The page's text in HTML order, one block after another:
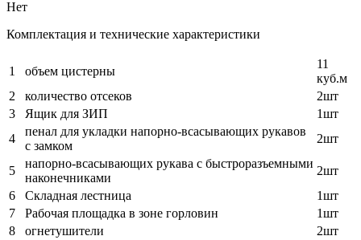
Нет
Комплектация и технические характеристики
1 объем цистерны
11
куб.м
2
количество отсеков
2шт
3
Ящик для ЗИП
1шт
4
пенал для укладки напорно-всасывающих рукавов
с замком
2шт
5
напорно-всасывающих рукава с быстроразъемными
наконечниками
2шт
6
Складная лестница
1шт
7
Рабочая площадка в зоне горловин
1шт
8
огнетушители
2шт